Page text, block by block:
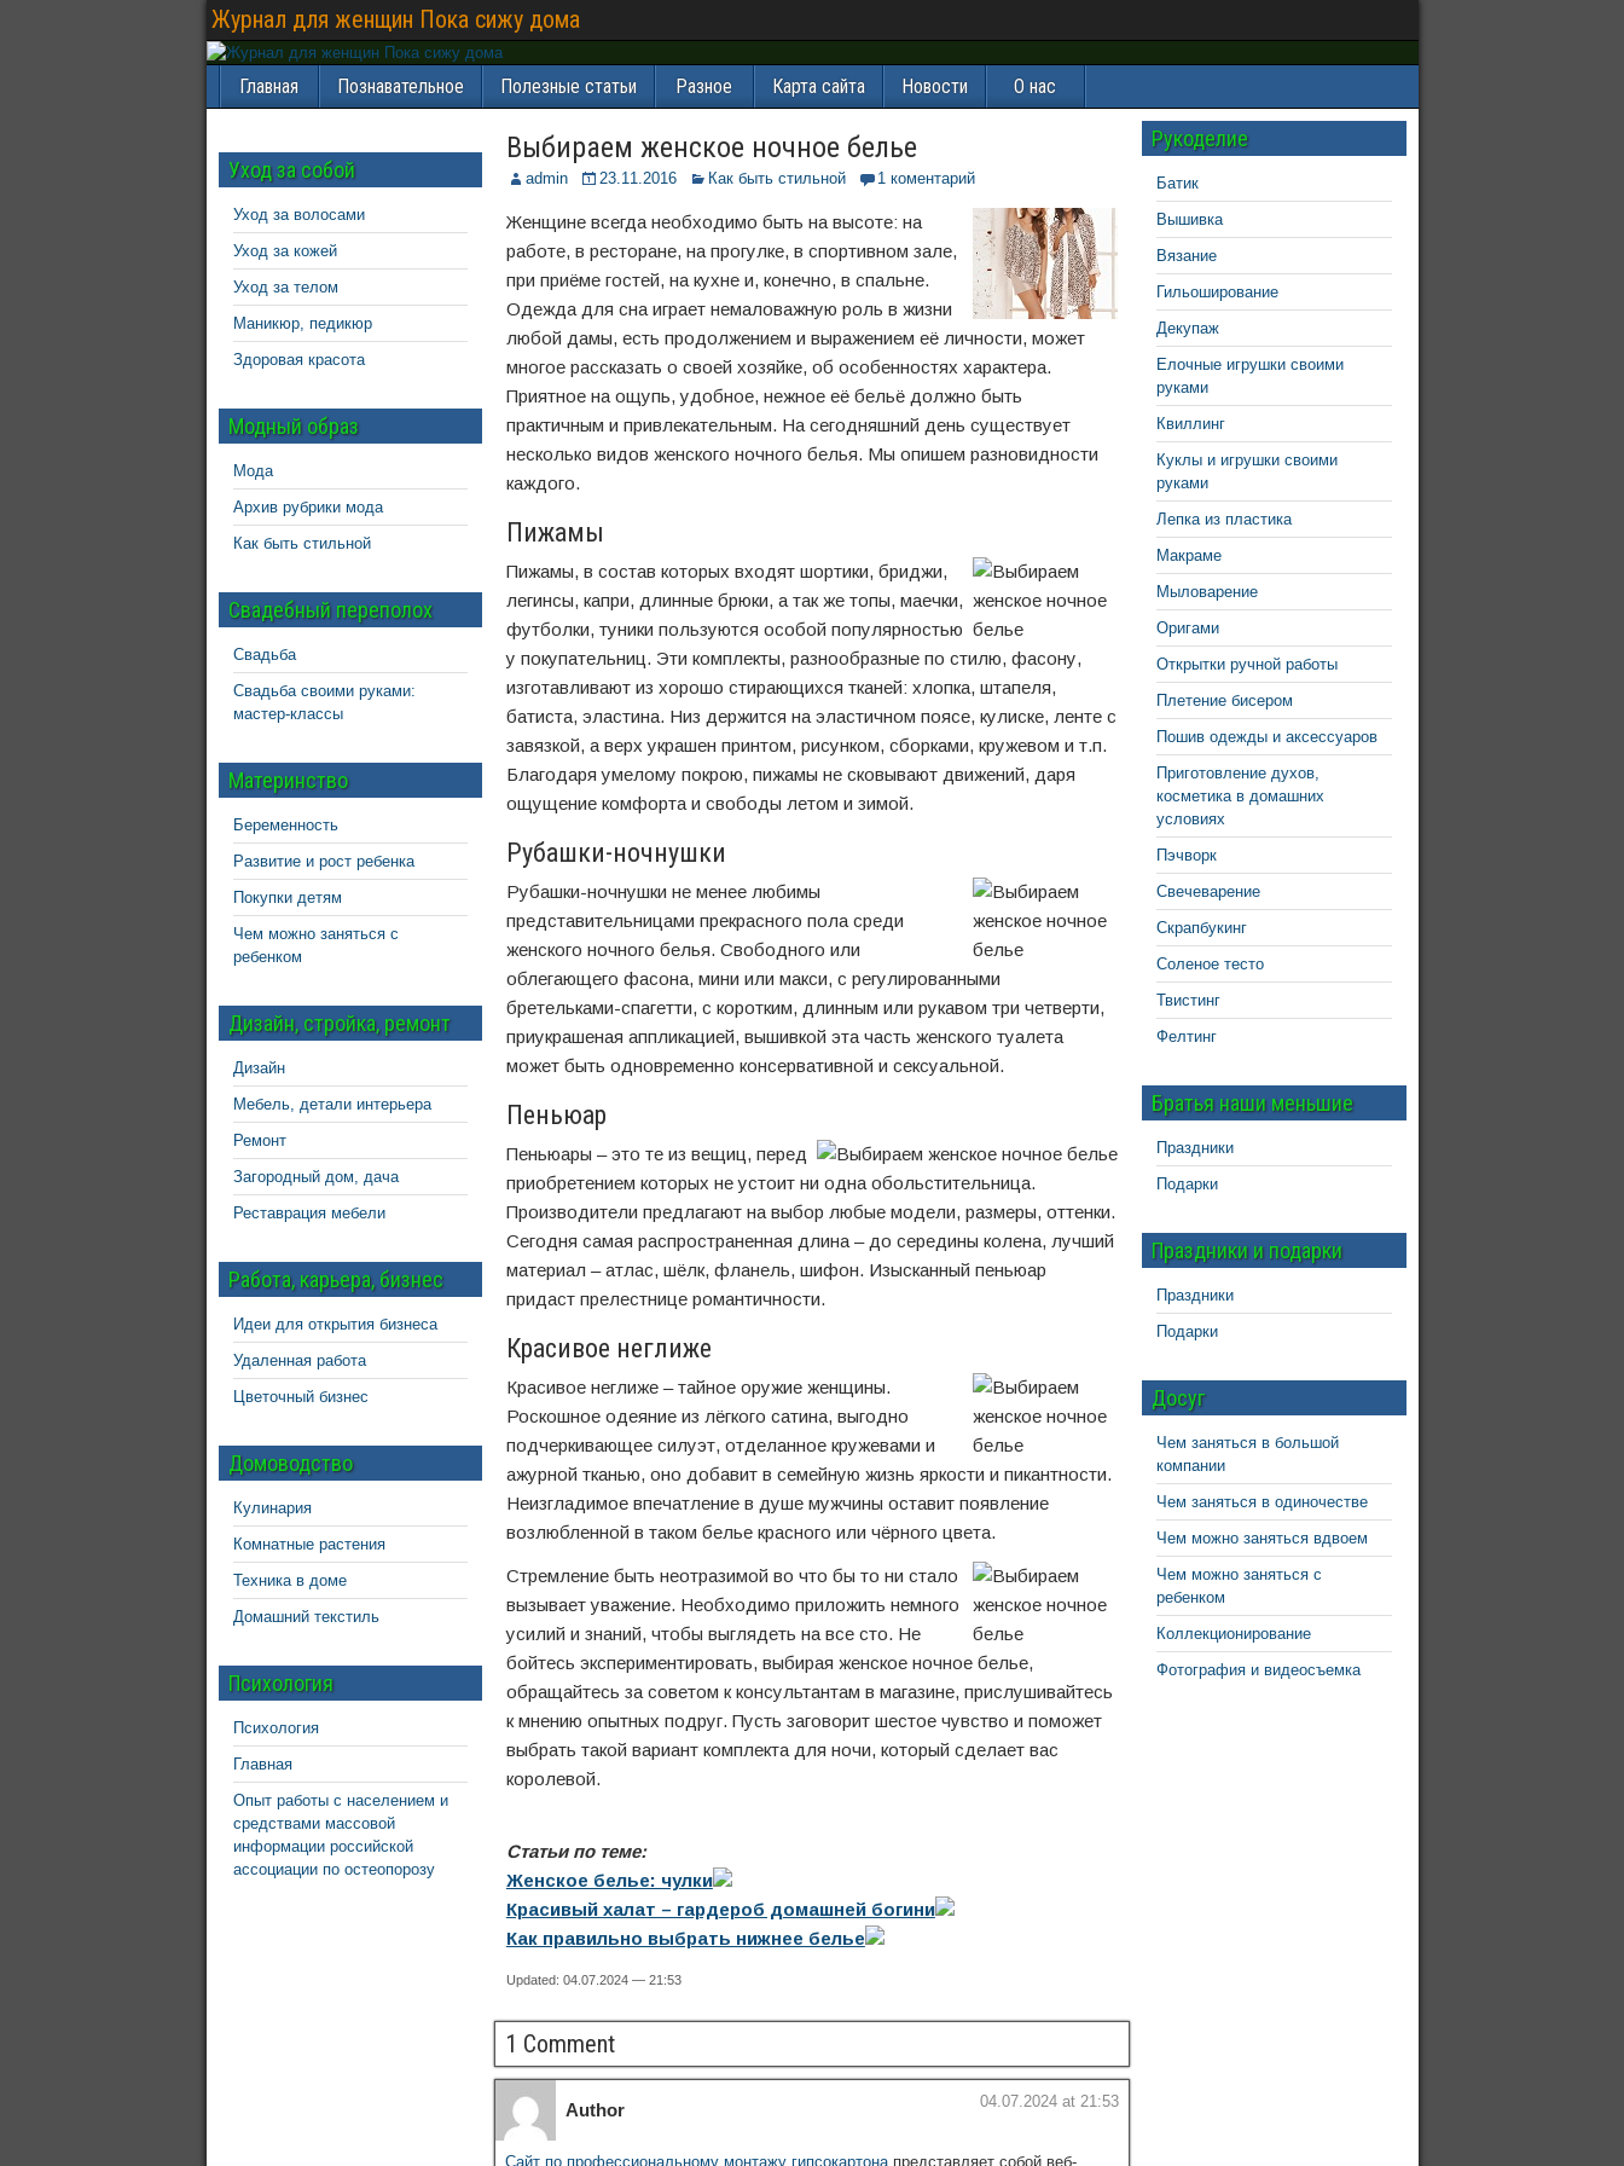
Журнал для женщин Пока сижу дома
Главная Познавательное Полезные статьи Разное Карта сайта Новости О нас
Выбираем женское ночное белье
admin 23.11.2016 Как быть стильной 1 коментарий
Женщине всегда необходимо быть на высоте: на
работе, в ресторане, на прогулке, в спортивном зале,
при приёме гостей, на кухне и, конечно, в спальне.
Одежда для сна играет немаловажную роль в жизни
любой дамы, есть продолжением и выражением её личности, может
многое рассказать о своей хозяйке, об особенностях характера.
Приятное на ощупь, удобное, нежное её бельё должно быть
практичным и привлекательным. На сегодняшний день существует
несколько видов женского ночного белья. Мы опишем разновидности
каждого.
Пижамы
Пижамы, в состав которых входят шортики, бриджи,
легинсы, капри, длинные брюки, а так же топы, маечки,
футболки, туники пользуются особой популярностью
у покупательниц. Эти комплекты, разнообразные по стилю, фасону,
изготавливают из хорошо стирающихся тканей: хлопка, штапеля,
батиста, эластина. Низ держится на эластичном поясе, кулиске, ленте с
завязкой, а верх украшен принтом, рисунком, сборками, кружевом и т.п.
Благодаря умелому покрою, пижамы не сковывают движений, даря
ощущение комфорта и свободы летом и зимой.
Рубашки-ночнушки
Рубашки-ночнушки не менее любимы
представительницами прекрасного пола среди
женского ночного белья. Свободного или
облегающего фасона, мини или макси, с регулированными
бретельками-спагетти, с коротким, длинным или рукавом три четверти,
приукрашеная аппликацией, вышивкой эта часть женского туалета
может быть одновременно консервативной и сексуальной.
Пеньюар
Пеньюары – это те из вещиц, перед
приобретением которых не устоит ни одна обольстительница.
Производители предлагают на выбор любые модели, размеры, оттенки.
Сегодня самая распространенная длина – до середины колена, лучший
материал – атлас, шёлк, фланель, шифон. Изысканный пеньюар
придаст прелестнице романтичности.
Красивое неглиже
Красивое неглиже – тайное оружие женщины.
Роскошное одеяние из лёгкого сатина, выгодно
подчеркивающее силуэт, отделанное кружевами и
ажурной тканью, оно добавит в семейную жизнь яркости и пикантности.
Неизгладимое впечатление в душе мужчины оставит появление
возлюбленной в таком белье красного или чёрного цвета.
Стремление быть неотразимой во что бы то ни стало
вызывает уважение. Необходимо приложить немного
усилий и знаний, чтобы выглядеть на все сто. Не
бойтесь экспериментировать, выбирая женское ночное белье,
обращайтесь за советом к консультантам в магазине, прислушивайтесь
к мнению опытных подруг. Пусть заговорит шестое чувство и поможет
выбрать такой вариант комплекта для ночи, который сделает вас
королевой.
Статьи по теме:
Женское белье: чулки
Красивый халат – гардероб домашней богини
Как правильно выбрать нижнее белье
Updated: 04.07.2024 — 21:53
1 Comment
Author 04.07.2024 at 21:53
Сайт по профессиональному монтажу гипсокартонапредставляет собой веб-
Уход за собой
Уход за волосами
Уход за кожей
Уход за телом
Маникюр, педикюр
Здоровая красота
Модный образ
Мода
Архив рубрики мода
Как быть стильной
Свадебный переполох
Свадьба
Свадьба своими руками:
мастер-классы
Материнство
Беременность
Развитие и рост ребенка
Покупки детям
Чем можно заняться с
ребенком
Дизайн, стройка, ремонт
Дизайн
Мебель, детали интерьера
Ремонт
Загородный дом, дача
Реставрация мебели
Работа, карьера, бизнес
Идеи для открытия бизнеса
Удаленная работа
Цветочный бизнес
Домоводство
Кулинария
Комнатные растения
Техника в доме
Домашний текстиль
Психология
Психология
Главная
Опыт работы с населением и
средствами массовой
информации российской
ассоциации по остеопорозу
Рукоделие
Батик
Вышивка
Вязание
Гильоширование
Декупаж
Елочные игрушки своими
руками
Квиллинг
Куклы и игрушки своими
руками
Лепка из пластика
Макраме
Мыловарение
Оригами
Открытки ручной работы
Плетение бисером
Пошив одежды и аксессуаров
Приготовление духов,
косметика в домашних
условиях
Пэчворк
Свечеварение
Скрапбукинг
Соленое тесто
Твистинг
Фелтинг
Братья наши меньшие
Праздники
Подарки
Праздники и подарки
Праздники
Подарки
Досуг
Чем заняться в большой
компании
Чем заняться в одиночестве
Чем можно заняться вдвоем
Чем можно заняться с
ребенком
Коллекционирование
Фотография и видеосъемка